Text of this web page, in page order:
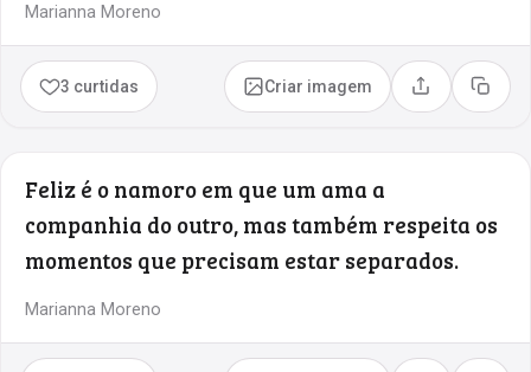
Marianna Moreno
3 curtidas Criar imagem Compartilhar
Copiar
Feliz é o namoro em que um ama a
companhia do outro, mas também respeita os
momentos que precisam estar separados.
Marianna Moreno